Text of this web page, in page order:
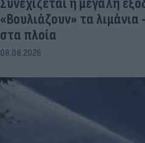
«Βουλιάζουν» τα
στα πλοία
08.08.2026